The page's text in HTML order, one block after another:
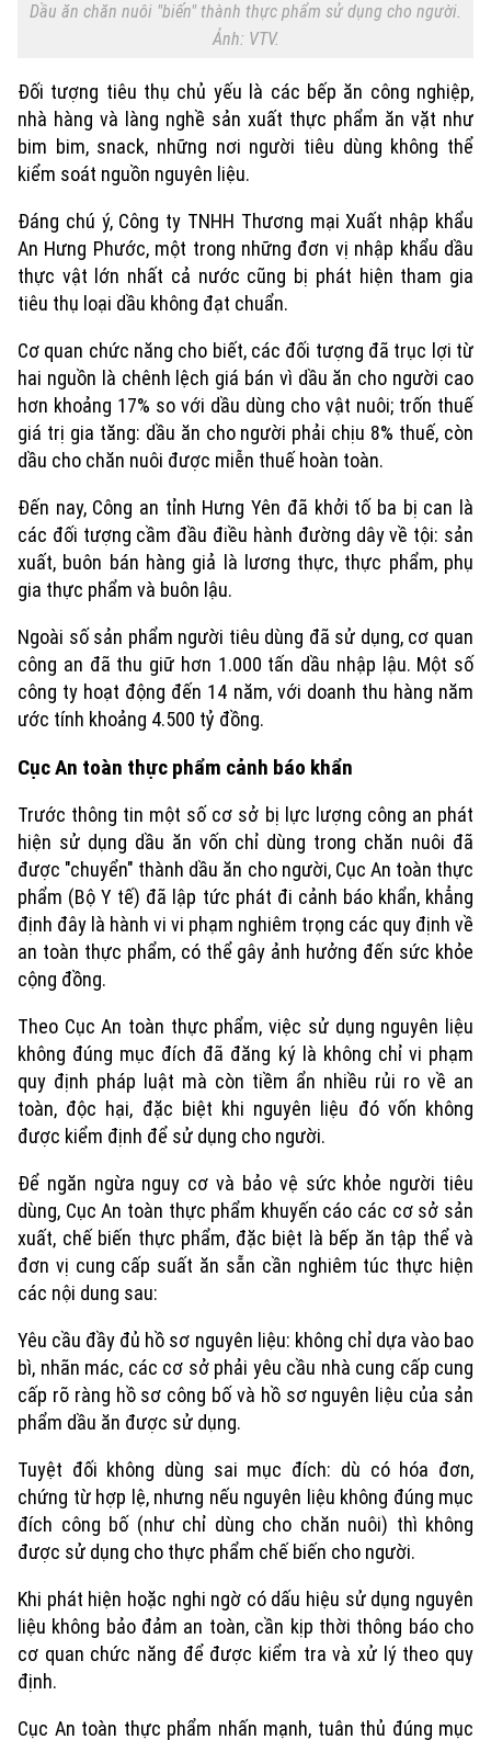
Chuyên mục
Thời sự
Chính trị
An ninh trật tự
Hà Nội
Nhịp sống Hà Nội
Người Hà Nội
Thế giới
Tin tức
Kinh tế
Tin tức
Nhà đất
Dầu ăn chăn nuôi "biến" thành thực phẩm sử dụng cho người.
Ảnh: VTV.
Đối tượng tiêu thụ chủ yếu là các bếp ăn công nghiệp,
nhà hàng và làng nghề sản xuất thực phẩm ăn vặt như
bim bim, snack, những nơi người tiêu dùng không thể
kiểm soát nguồn nguyên liệu.
Đáng chú ý, Công ty TNHH Thương mại Xuất nhập khẩu
An Hưng Phước, một trong những đơn vị nhập khẩu dầu
thực vật lớn nhất cả nước cũng bị phát hiện tham gia
tiêu thụ loại dầu không đạt chuẩn.
Cơ quan chức năng cho biết, các đối tượng đã trục lợi từ
hai nguồn là chênh lệch giá bán vì dầu ăn cho người cao
hơn khoảng 17% so với dầu dùng cho vật nuôi; trốn thuế
giá trị gia tăng: dầu ăn cho người phải chịu 8% thuế, còn
dầu cho chăn nuôi được miễn thuế hoàn toàn.
Đến nay, Công an tỉnh Hưng Yên đã khởi tố ba bị can là
các đối tượng cầm đầu điều hành đường dây về tội: sản
xuất, buôn bán hàng giả là lương thực, thực phẩm, phụ
gia thực phẩm và buôn lậu.
Ngoài số sản phẩm người tiêu dùng đã sử dụng, cơ quan
công an đã thu giữ hơn 1.000 tấn dầu nhập lậu. Một số
công ty hoạt động đến 14 năm, với doanh thu hàng năm
ước tính khoảng 4.500 tỷ đồng.
Cục An toàn thực phẩm cảnh báo khẩn
Trước thông tin một số cơ sở bị lực lượng công an phát
hiện sử dụng dầu ăn vốn chỉ dùng trong chăn nuôi đã
được "chuyển" thành dầu ăn cho người, Cục An toàn thực
phẩm (Bộ Y tế) đã lập tức phát đi cảnh báo khẩn, khẳng
định đây là hành vi vi phạm nghiêm trọng các quy định về
an toàn thực phẩm, có thể gây ảnh hưởng đến sức khỏe
cộng đồng.
Theo Cục An toàn thực phẩm, việc sử dụng nguyên liệu
không đúng mục đích đã đăng ký là không chỉ vi phạm
quy định pháp luật mà còn tiềm ẩn nhiều rủi ro về an
toàn, độc hại, đặc biệt khi nguyên liệu đó vốn không
được kiểm định để sử dụng cho người.
Để ngăn ngừa nguy cơ và bảo vệ sức khỏe người tiêu
dùng, Cục An toàn thực phẩm khuyến cáo các cơ sở sản
xuất, chế biến thực phẩm, đặc biệt là bếp ăn tập thể và
đơn vị cung cấp suất ăn sẵn cần nghiêm túc thực hiện
các nội dung sau:
Yêu cầu đầy đủ hồ sơ nguyên liệu: không chỉ dựa vào bao
bì, nhãn mác, các cơ sở phải yêu cầu nhà cung cấp cung
cấp rõ ràng hồ sơ công bố và hồ sơ nguyên liệu của sản
phẩm dầu ăn được sử dụng.
Tuyệt đối không dùng sai mục đích: dù có hóa đơn,
chứng từ hợp lệ, nhưng nếu nguyên liệu không đúng mục
đích công bố (như chỉ dùng cho chăn nuôi) thì không
được sử dụng cho thực phẩm chế biến cho người.
Khi phát hiện hoặc nghi ngờ có dấu hiệu sử dụng nguyên
liệu không bảo đảm an toàn, cần kịp thời thông báo cho
cơ quan chức năng để được kiểm tra và xử lý theo quy
định.
Cục An toàn thực phẩm nhấn mạnh, tuân thủ đúng mục